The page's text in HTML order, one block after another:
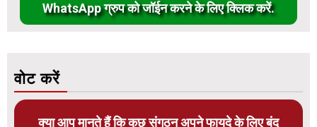
WhatsApp ग्रुप को जॉईन करने के लिए क्लिक करें.
वोट करें
क्या आप मानते हैं कि कुछ संगठन अपने फायदे के लिए बंद